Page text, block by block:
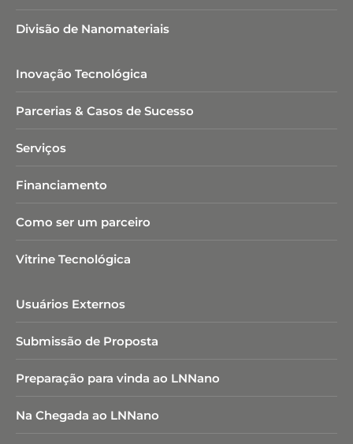
Divisão de Nanomateriais
Inovação Tecnológica
Parcerias & Casos de Sucesso
Serviços
Financiamento
Como ser um parceiro
Vitrine Tecnológica
Usuários Externos
Submissão de Proposta
Preparação para vinda ao LNNano
Na Chegada ao LNNano